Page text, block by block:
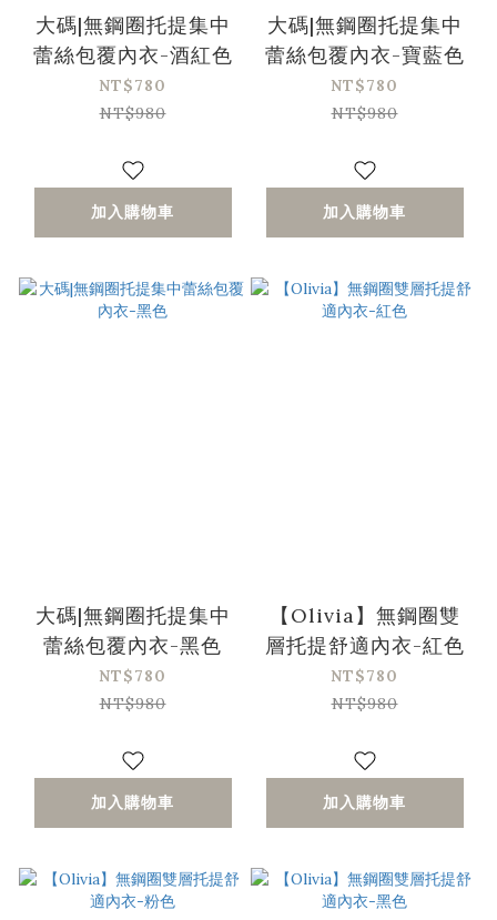
大碼|無鋼圈托提集中
蕾絲包覆內衣-酒紅色
NT$780
NT$980
加入購物車
大碼|無鋼圈托提集中
蕾絲包覆內衣-寶藍色
NT$780
NT$980
加入購物車
大碼|無鋼圈托提集中
蕾絲包覆內衣-黑色
NT$780
NT$980
加入購物車
【Olivia】無鋼圈雙
層托提舒適內衣-紅色
NT$780
NT$980
加入購物車